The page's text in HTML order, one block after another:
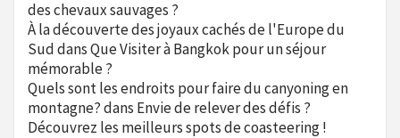
des chevaux sauvages ?
À la découverte des joyaux cachés de l'Europe du
SuddansQue Visiter à Bangkok pour un séjour
mémorable ?
Quels sont les endroits pour faire du canyoning en
montagne?dans Envie de relever des défis ?
Découvrez les meilleurs spots de coasteering !